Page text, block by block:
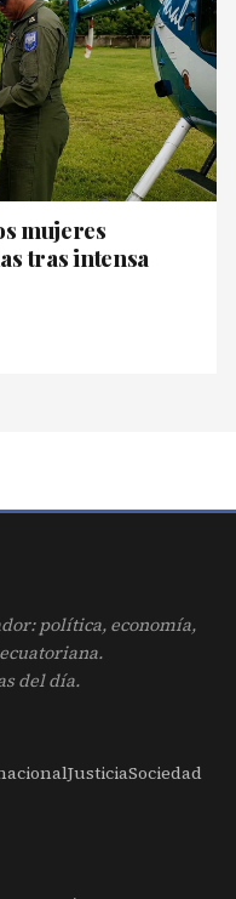
mujeres
tras intensa
política, economía,
del día.
JusticiaSociedad